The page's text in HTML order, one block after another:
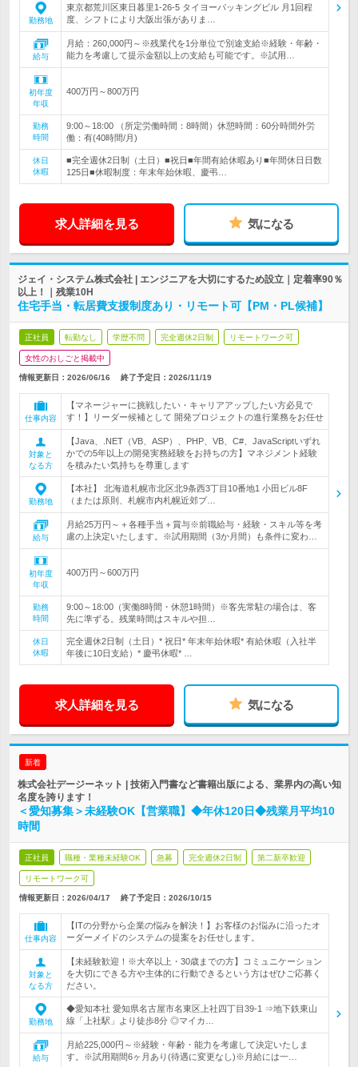
勤務地
東京都荒川区東日暮里1-26-5 タイヨーパッキングビル 月1回程
度、シフトにより大阪出張がありま…
給与
月給：260,000円～※残業代を1分単位で別途支給※経験・年齢・
能力を考慮して提示金額以上の支給も可能です。※試用…
初年度
年収
400万円～800万円
勤務
時間
9:00～18:00 （所定労働時間：8時間）休憩時間：60分時間外労
働：有(40時間/月)
休日
休暇
■完全週休2日制（土日）■祝日■年間有給休暇あり■年間休日日数
125日■休暇制度：年末年始休暇、慶弔…
求人詳細を見る 気になる
ジェイ・システム株式会社 | エンジニアを大切にするため設立｜定着率90％
以上！｜残業10H
住宅手当・転居費支援制度あり・リモート可【PM・PL候補】
正社員 転勤なし 学歴不問 完全週休2日制 リモートワーク可
女性のおしごと掲載中
情報更新日：2026/06/16 終了予定日： 2026/11/19
仕事内容
【マネージャーに挑戦したい・キャリアアップしたい方必見で
す！】リーダー候補として 開発プロジェクトの進行業務をお任せ
対象と
なる方
【Java、.NET（VB、ASP）、PHP、VB、C#、JavaScriptいずれ
かでの5年以上の開発実務経験をお持ちの方】マネジメント経験
を積みたい気持ちを尊重します
勤務地
【本社】 北海道札幌市北区北9条西3丁目10番地1 小田ビル8F
（または原則、札幌市内札幌近郊プ…
給与
月給25万円～＋各種手当＋賞与※前職給与・経験・スキル等を考
慮の上決定いたします。※試用期間（3か月間）も条件に変わ…
初年度
年収
400万円～600万円
勤務
時間
9:00～18:00（実働8時間・休憩1時間）※客先常駐の場合は、客
先に準ずる。残業時間はスキルや担…
休日
休暇
完全週休2日制（土日）* 祝日* 年末年始休暇* 有給休暇（入社半
年後に10日支給）* 慶弔休暇* …
求人詳細を見る 気になる
新着
株式会社デージーネット | 技術入門書など書籍出版による、業界内の高い知
名度を誇ります！
＜愛知募集＞未経験OK【営業職】◆年休120日◆残業月平均10
時間
正社員 職種・業種未経験OK 急募 完全週休2日制 第二新卒歓迎
リモートワーク可
情報更新日：2026/04/17 終了予定日： 2026/10/15
仕事内容
【ITの分野から企業の悩みを解決！】お客様のお悩みに沿ったオ
ーダーメイドのシステムの提案をお任せします。
対象と
なる方
【未経験歓迎！※大卒以上・30歳までの方】コミュニケーション
を大切にできる方や主体的に行動できるという方はぜひご応募く
ださい。
勤務地
◆愛知本社 愛知県名古屋市名東区上社四丁目39-1 ⇒地下鉄東山
線「上社駅」より徒歩8分 ◎マイカ…
給与
月給225,000円～※経験・年齢・能力を考慮して決定いたしま
す。※試用期間6ヶ月あり(待遇に変更なし)※月給には一…